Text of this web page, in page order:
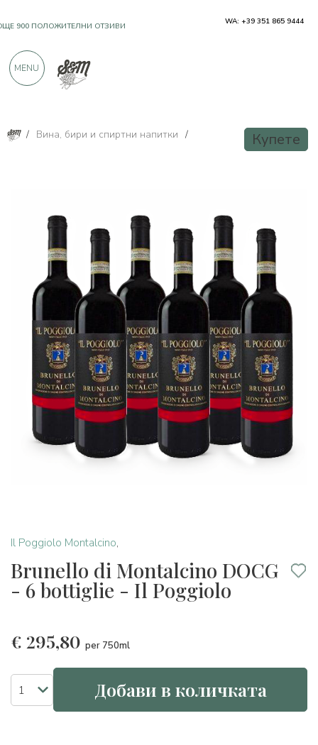
/ Вина, бири и спиртни напитки / Купете
Il Poggiolo Montalcino,
Brunello di Montalcino DOCG
- 6 bottiglie - Il Poggiolo
€ 295,80 per 750ml
Добави в количката
900 ПОЛОЖИТЕЛНИ ОТЗИВИ WA: +39 351 865 9444
MENU